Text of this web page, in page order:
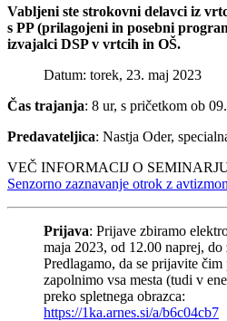
Vabljeni ste strokovni delavci iz
s PP (prilagojeni in posebni
izvajalci DSP v vrtcih in OŠ.
Datum: torek, 23. maj 2023
Čas trajanja: 8 ur, s pričetkom ob
Predavateljica: Nastja Oder,
VEČ INFORMACIJ O
Senzorno zaznavanje otrok z
Prijava: Prijave zbiramo
maja 2023, od 12.00 naprej, do
Predlagamo, da se prijavite
zapolnimo vsa mesta (tudi v
preko spletnega obrazca:
https://1ka.arnes.si/a/b6c04cb7